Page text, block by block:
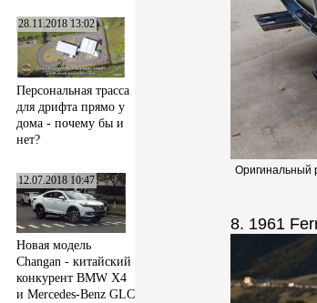
28.11.2018 13:02
Персональная трасса
для дрифта прямо у
дома - почему бы и
нет?
12.07.2018 10:47
Новая модель
Changan - китайский
конкурент BMW X4
и Mercedes-Benz GLC
Оригинальный
8. 1961